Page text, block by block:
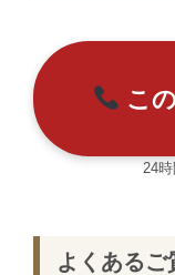
こ
24
よくあるご